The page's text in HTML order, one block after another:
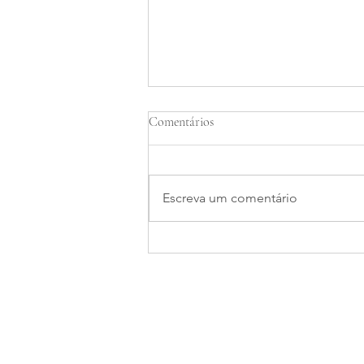
Comentários
Escreva um comentário